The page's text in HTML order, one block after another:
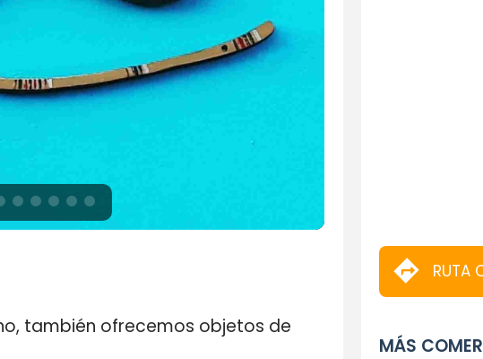
también ofrecemos objetos de
RUTA
MÁS